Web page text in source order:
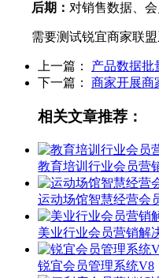
后期： 对销售数据、
需要测试锐宜商家联
上一篇： 产品数据批
下一篇： 商家开展商
相关文章推荐：
教育培训行业会员营
运动场馆智慧经营会
美业行业会员营销解
锐宜会员管理系统V8